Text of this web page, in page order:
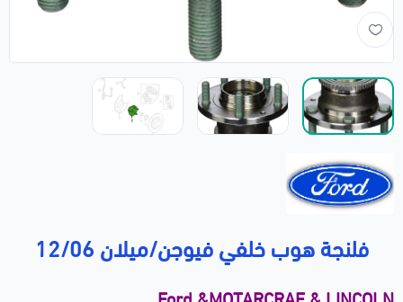
فلنجة هوب خلفي فيوجن/ميلان 12/06